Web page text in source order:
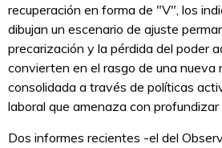
recuperación en forma de "V", los
dibujan un escenario de ajuste
precarización y la pérdida del poder
convierten en el rasgo de una nueva
consolidada a través de políticas
laboral que amenaza con
Dos informes recientes -el del